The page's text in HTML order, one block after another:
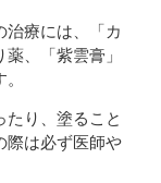
治療には、「カ
、「紫雲膏」
たり、塗ること
際は必ず医師や